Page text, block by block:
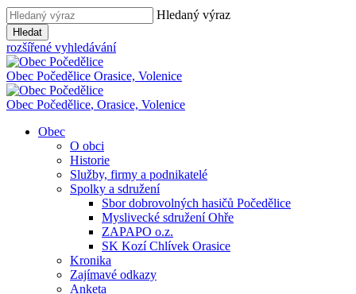
Hledaný výraz
Hledat
rozšířené vyhledávání
Obec Počedělice Orasice, Volenice
Obec Počedělice, Orasice, Volenice
Obec
O obci
Historie
Služby, firmy a podnikatelé
Spolky a sdružení
Sbor dobrovolných hasičů Počedělice
Myslivecké sdružení Ohře
ZAPAPO o.z.
SK Kozí Chlívek Orasice
Kronika
Zajímavé odkazy
Anketa